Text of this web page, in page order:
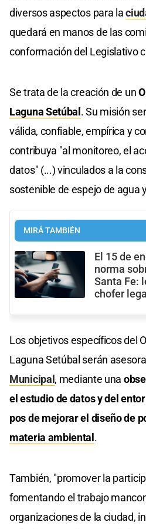
diversos aspectos para la
quedará en manos de las
conformación del Legislativo
Se trata de la creación de un
Laguna Setúbal. Su misión
válida, confiable, empírica y
contribuya "al monitoreo, el
datos" (...) vinculados a la
sostenible de espejo de agua
MIRÁ TAMBIÉN
El 15 de
norma
Santa Fe:
chofer legal
Los objetivos específicos del
Laguna Setúbal serán
Municipal, mediante una
el estudio de datos y del
pos de mejorar el diseño de
materia ambiental.
También, "promover la
fomentando el trabajo
organizaciones de la ciudad,